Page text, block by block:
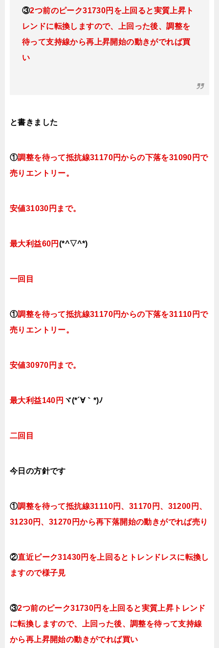
③2つ前のピーク31730円を上回ると実質上昇ト
レンドに転換しますので、上回った後、調整を
待って支持線から再上昇開始の動きがでれば買
い
と書きました
①調整を待って抵抗線31170円からの下落を31090円で
売りエントリー。
安値31030円まで。
最大利益60円 (*^▽^*)
一回目
①調整を待って抵抗線31170円からの下落を31110円で
売りエントリー。
安値30970円まで。
最大利益140円 ヾ(*´∀｀*)ﾉ
二回目
今日 の方針です
①調整を待って抵抗線31110円、 31170円、31200円、
31230円、31270円から再下落開始の動きがでれば売り
②直近ピーク31430円を上回るとトレンドレスに転換し
ますので様子見
③2つ前のピーク31730円を上回ると実質上昇トレンド
に転換しますので、上回った後、調整を待って支持線
から再上昇開始の動きがでれば買い